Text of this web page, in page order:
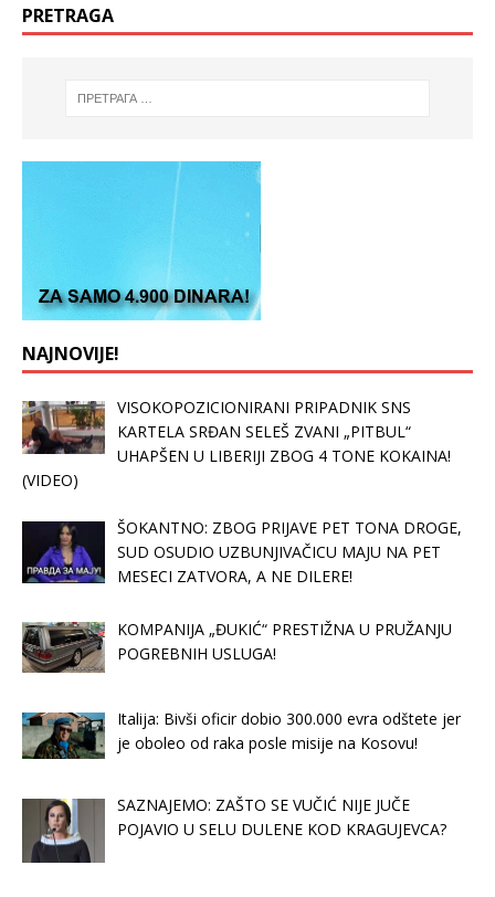
PRETRAGA
NAJNOVIJE!
VISOKOPOZICIONIRANI PRIPADNIK SNS
KARTELA SRĐAN SELEŠ ZVANI „PITBUL“
UHAPŠEN U LIBERIJI ZBOG 4 TONE KOKAINA!
(VIDEO)
ŠOKANTNO: ZBOG PRIJAVE PET TONA DROGE,
SUD OSUDIO UZBUNJIVAČICU MAJU NA PET
MESECI ZATVORA, A NE DILERE!
KOMPANIJA „ĐUKIĆ“ PRESTIŽNA U PRUŽANJU
POGREBNIH USLUGA!
Italija: Bivši oficir dobio 300.000 evra odštete jer
je oboleo od raka posle misije na Kosovu!
SAZNAJEMO: ZAŠTO SE VUČIĆ NIJE JUČE
POJAVIO U SELU DULENE KOD KRAGUJEVCA?